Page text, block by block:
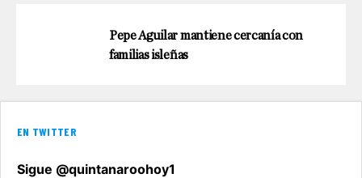
Pepe Aguilar mantiene cercanía con
familias isleñas
EN TWITTER
Sigue @quintanaroohoy1